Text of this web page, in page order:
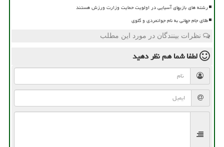
رشته های بازیهای آسیایی در اولویت حمایت وزارت ورزش هستند
طلای جام جهانی به نام جوانمردی و گلوی
نظرات بینندگان در مورد این مطلب
لطفا شما همنظر دهید